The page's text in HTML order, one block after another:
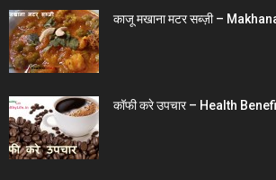
काजू मखाना मटर सब्ज़ी –
कॉफी करे उपचार – Health